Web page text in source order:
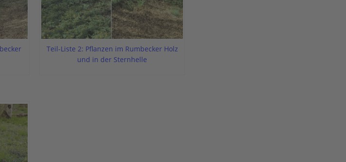
Teil-Liste 2: Pflanzen im Rumbecker Holz
und in der Sternhelle